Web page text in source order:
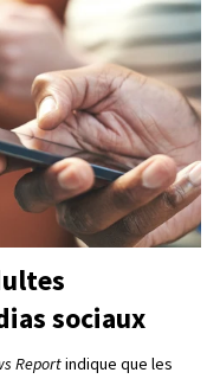
sociaux
Reportindique que les